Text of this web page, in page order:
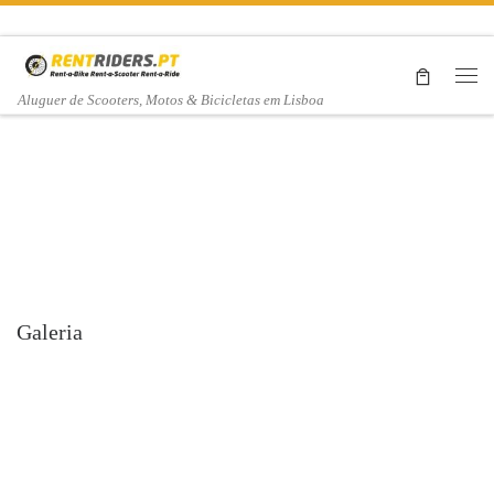
Skip to content
Aluguer de Scooters, Motos & Bicicletas em Lisboa
Our french
Galeria